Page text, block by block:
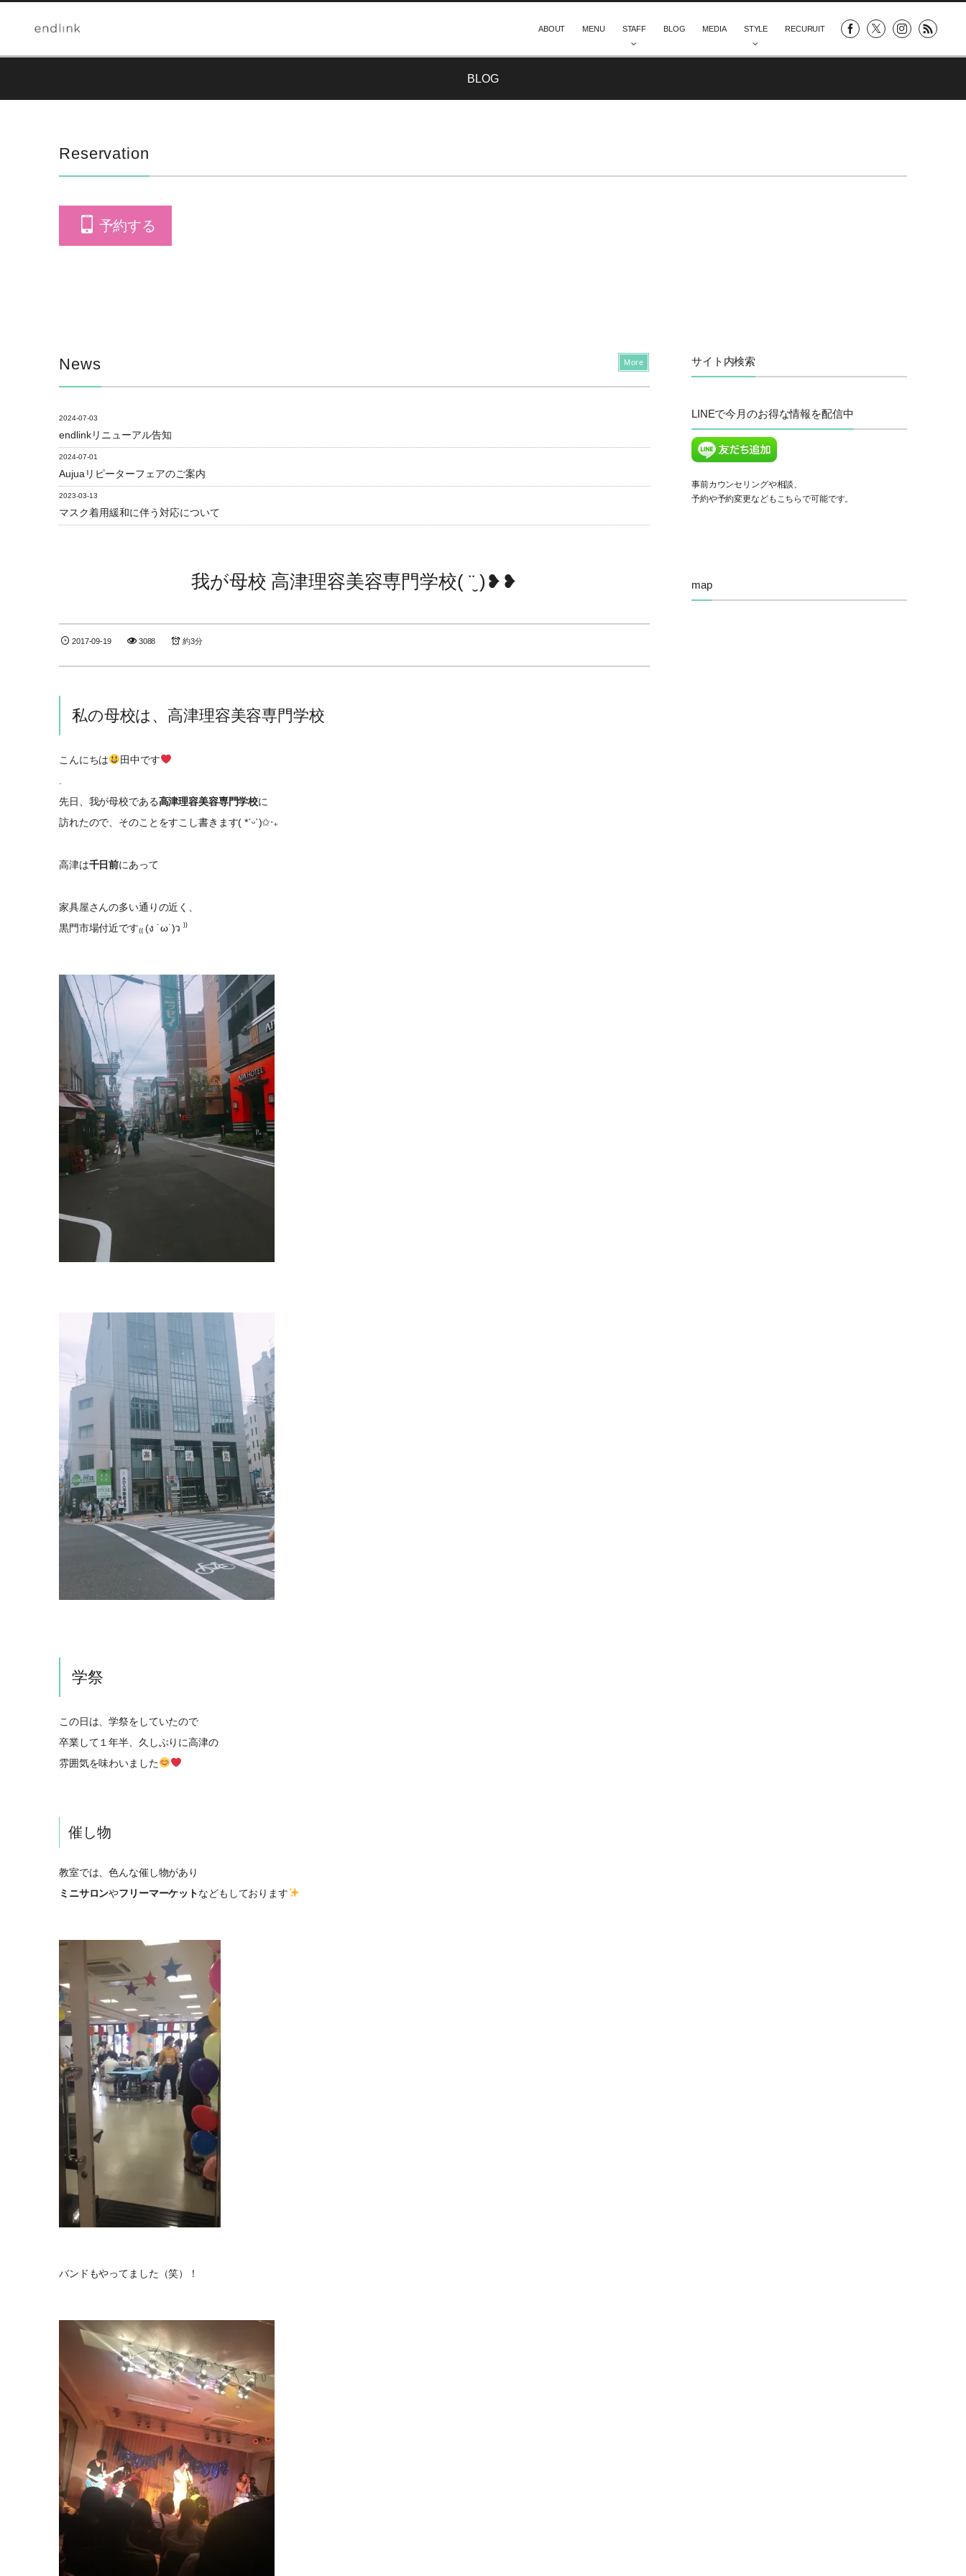
ABOUT MENU STAFF BLOG MEDIA STYLE RECURUIT
BLOG
Reservation
予約する
News
2024-07-03
endlinkリニューアル告知
2024-07-01
Aujuaリピーターフェアのご案内
2023-03-13
マスク着用緩和に伴う対応について
More
我が母校 高津理容美容専門学校( ¨̮ )❥︎❥︎
2017-09-19 3088 約3分
私の母校は、高津理容美容専門学校
こんにちは
田中です
先日、我が母校である高津理容美容専門学校に
訪れたので、そのことをすこし書きます( *ˊᵕˋ)✩︎‧₊
高津は千日前にあって
家具屋さんの多い通りの近く、
黒門市場付近です₍₍ (ง ˙ω˙)ว ⁾⁾
学祭
この日は、学祭をしていたので
卒業して１年半、久しぶりに高津の
雰囲気を味わいました
催し物
教室では、色んな催し物があり
ミニサロンやフリーマーケットなどもしております
バンドもやってました（笑）！
サイト内検索
LINEで今月のお得な情報を配信中
事前カウンセリングや相談、
予約や予約変更などもこちらで可能です。
map